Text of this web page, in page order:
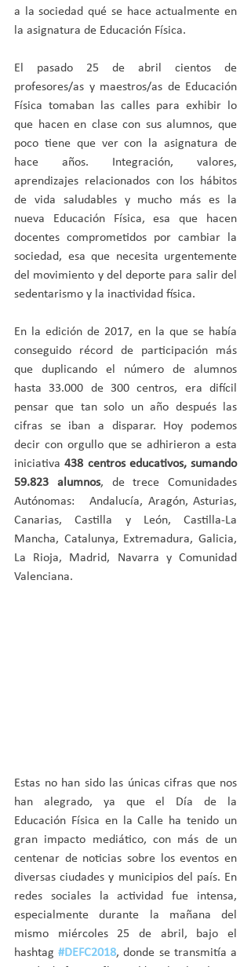
a la sociedad qué se hace actualmente en
la asignatura de Educación Física.
El pasado 25 de abril cientos de
profesores/as y maestros/as de Educación
Física tomaban las calles para exhibir lo
que hacen en clase con sus alumnos, que
poco tiene que ver con la asignatura de
hace años. Integración, valores,
aprendizajes relacionados con los hábitos
de vida saludables y mucho más es la
nueva Educación Física, esa que hacen
docentes comprometidos por cambiar la
sociedad, esa que necesita urgentemente
del movimiento y del deporte para salir del
sedentarismo y la inactividad física.
En la edición de 2017, en la que se había
conseguido récord de participación más
que duplicando el número de alumnos
hasta 33.000 de 300 centros, era difícil
pensar que tan solo un año después las
cifras se iban a disparar. Hoy podemos
decir con orgullo que se adhirieron a esta
iniciativa 438 centros educativos, sumando
59.823 alumnos, de trece Comunidades
Autónomas:   Andalucía, Aragón, Asturias,
Canarias, Castilla y León, Castilla-La
Mancha, Catalunya, Extremadura, Galicia,
La Rioja, Madrid, Navarra y Comunidad
Valenciana.
Estas no han sido las únicas cifras que nos
han alegrado, ya que el Día de la
Educación Física en la Calle ha tenido un
gran impacto mediático, con más de un
centenar de noticias sobre los eventos en
diversas ciudades y municipios del país. En
redes sociales la actividad fue intensa,
especialmente durante la mañana del
mismo miércoles 25 de abril, bajo el
hashtag #DEFC2018, donde se transmitía a